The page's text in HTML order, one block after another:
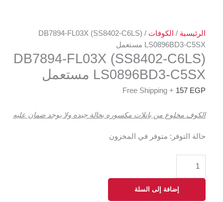
الرئيسية / الكوفات
/ (SS8402-C6LS) DB7894-FL03X
LS0896BD3-C5SX مستعمل
(SS8402-C6LS) DB7894-FL03X
LS0896BD3-C5SX مستعمل
157 EGP
+ Free Shipping
الكوف مخلوع من بانلات مكسوره بحالة جيده ولا يوجد ضمان عليه
حالة التوفر: متوفر في المخزون
إضافة إلى السلة